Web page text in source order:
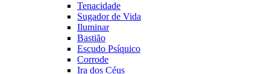
Tenacidade
Sugador de Vida
Iluminar
Bastião
Escudo Psíquico
Corrode
Ira dos Céus